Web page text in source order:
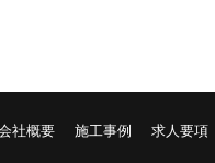
社概要 施工事例 求人要項